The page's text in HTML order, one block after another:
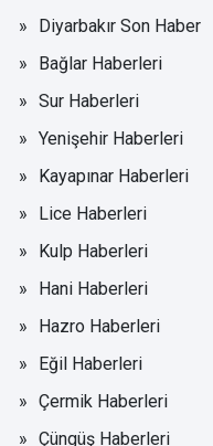
Diyarbakır Son Haber
Bağlar Haberleri
Sur Haberleri
Yenişehir Haberleri
Kayapınar Haberleri
Lice Haberleri
Kulp Haberleri
Hani Haberleri
Hazro Haberleri
Eğil Haberleri
Çermik Haberleri
Çüngüş Haberleri